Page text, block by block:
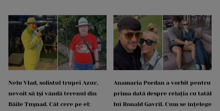
Nelu Vlad, solistul trupei Azur,
nevoit să își vândă terenul din
Băile Tușnad. Cât cere pe el:
Anamaria Pordan a vorbit pentru
prima dată despre relația cu tatăl
lui Ronald Gavril. Cum se înțelege